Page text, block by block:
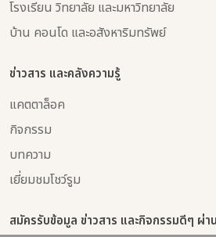
โรงเรียน วิทยาลัย และมหาวิทยาลัย
บ้าน คอนโด และอสังหาริมทรัพย์
ข่าวสาร และคลังความรู้
แคตตาล็อค
กิจกรรม
บทความ
เยี่ยมชมโชว์รูม
สมัครรับข้อมูล ข่าวสาร และกิจกรรมดีๆ ผ่า